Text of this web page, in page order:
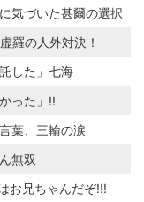
気づいた甚爾の選択
羅の人外対決！
した」七海
った」!!
葉、三輪の涙
無双
お兄ちゃんだぞ!!!